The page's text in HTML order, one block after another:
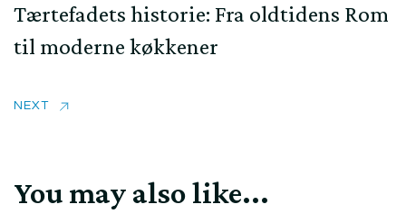
Tærtefadets historie: Fra oldtidens Rom
til moderne køkkener
NEXT
You may also like...